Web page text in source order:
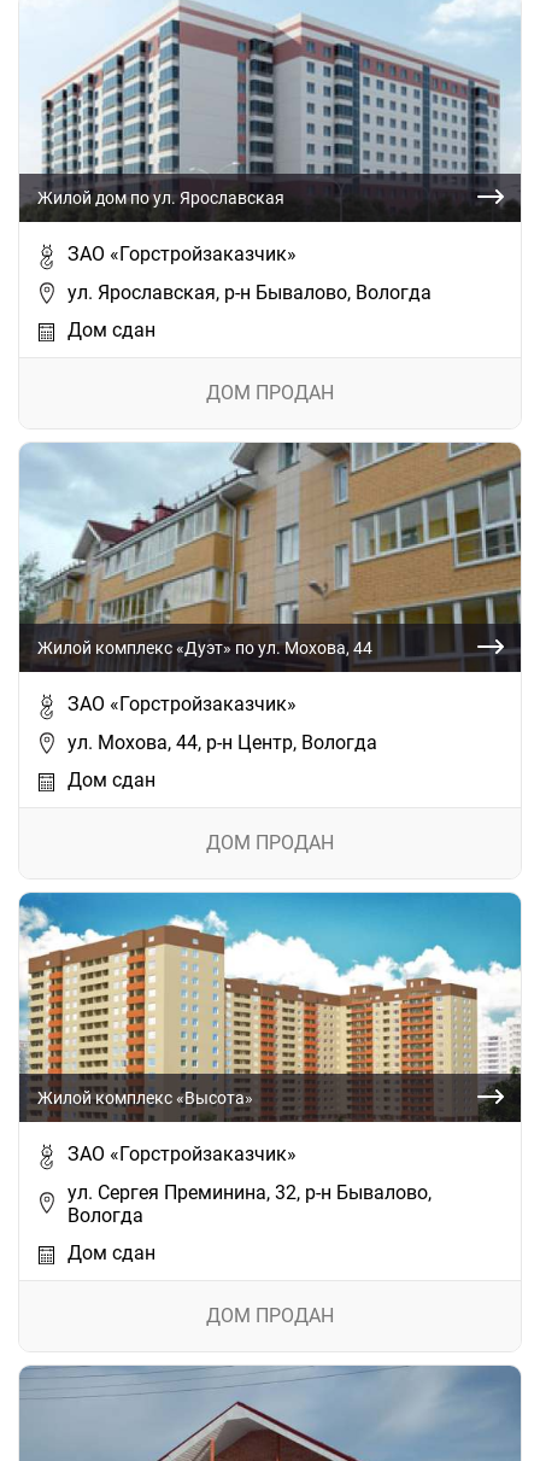
Жилой дом по ул. Ярославская
ЗАО «Горстройзаказчик»
ул. Ярославская, р-н Бывалово, Вологда
Дом сдан
ДОМ ПРОДАН
Жилой комплекс «Дуэт» по ул. Мохова, 44
ЗАО «Горстройзаказчик»
ул. Мохова, 44, р-н Центр, Вологда
Дом сдан
ДОМ ПРОДАН
Жилой комплекс «Высота»
ЗАО «Горстройзаказчик»
ул. Сергея Преминина, 32, р-н Бывалово,
Вологда
Дом сдан
ДОМ ПРОДАН